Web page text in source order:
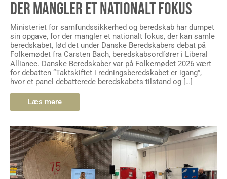
DER MANGLER ET NATIONALT FOKUS
Ministeriet for samfundssikkerhed og beredskab har dumpet
sin opgave, for der mangler et nationalt fokus, der kan samle
beredskabet, lød det under Danske Beredskabers debat på
Folkemødet fra Carsten Bach, beredskabsordfører i Liberal
Alliance. Danske Beredskaber var på Folkemødet 2026 vært
for debatten “Taktskiftet i redningsberedskabet er igang”,
hvor et panel debatterede beredskabets tilstand og […]
Læs mere